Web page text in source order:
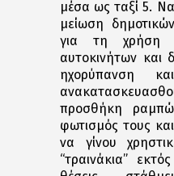
μέσα ως ταξί 5.
μείωση
για τη χρήση
αυτοκινήτων και
ηχορύπανση
προσθήκη
φωτισμός τους
να γίνου
“τραινάκια”